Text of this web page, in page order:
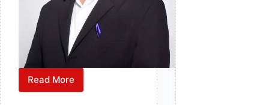
Read More
₹36